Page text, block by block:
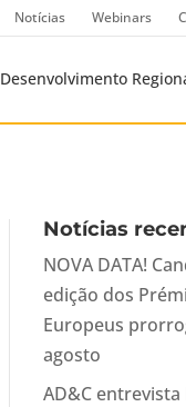
Notícias Webinars
Desenvolvimento
Notícias
NOVA DATA!
edição dos
Europeus
agosto
AD&C